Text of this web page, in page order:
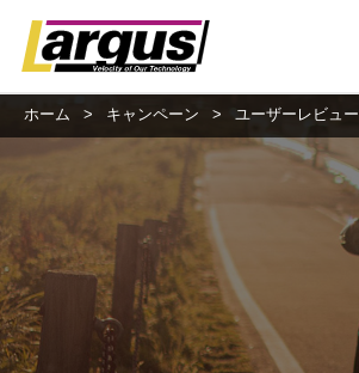
ホーム > キャンペーン > ユーザーレビュー